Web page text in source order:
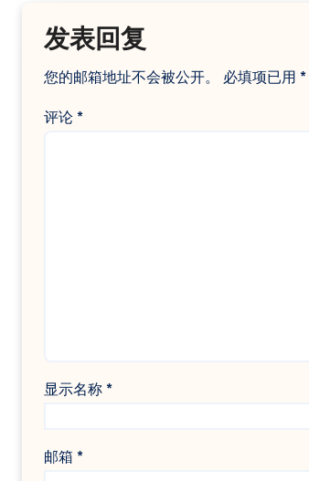
发表回复
您的邮箱地址不会被公开。 必填项已用 *
评论 *
显示名称 *
邮箱 *